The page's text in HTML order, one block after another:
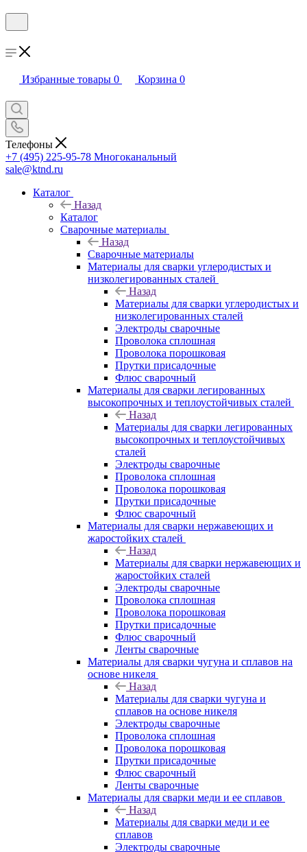
Избранные товары 0 Корзина 0
Телефоны
+7 (495) 225-95-78 Многоканальный
sale@ktnd.ru
Каталог
Назад
Каталог
Сварочные материалы
Назад
Сварочные материалы
Материалы для сварки углеродистых и
низколегированных сталей
Назад
Материалы для сварки углеродистых и
низколегированных сталей
Электроды сварочные
Проволока сплошная
Проволока порошковая
Прутки присадочные
Флюс сварочный
Материалы для сварки легированных
высокопрочных и теплоустойчивых сталей
Назад
Материалы для сварки легированных
высокопрочных и теплоустойчивых
сталей
Электроды сварочные
Проволока сплошная
Проволока порошковая
Прутки присадочные
Флюс сварочный
Материалы для сварки нержавеющих и
жаростойких сталей
Назад
Материалы для сварки нержавеющих и
жаростойких сталей
Электроды сварочные
Проволока сплошная
Проволока порошковая
Прутки присадочные
Флюс сварочный
Ленты сварочные
Материалы для сварки чугуна и сплавов на
основе никеля
Назад
Материалы для сварки чугуна и
сплавов на основе никеля
Электроды сварочные
Проволока сплошная
Проволока порошковая
Прутки присадочные
Флюс сварочный
Ленты сварочные
Материалы для сварки меди и ее сплавов
Назад
Материалы для сварки меди и ее
сплавов
Электроды сварочные